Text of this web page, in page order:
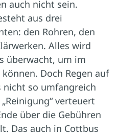
auch nicht sein.
aus drei
den Rohren, den
Alles wird
überwacht, um im
Doch Regen auf
nicht so umfangreich
verteuert
über die Gebühren
Das auch in Cottbus